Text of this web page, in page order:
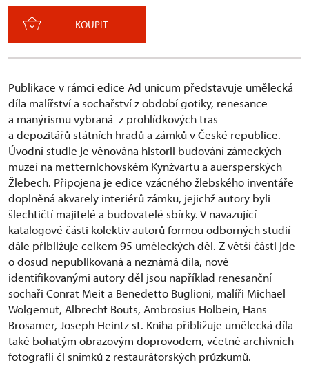
KOUPIT
Publikace v rámci edice Ad unicum představuje umělecká
díla malířství a sochařství z období gotiky, renesance
a manýrismu vybraná z prohlídkových tras
a depozitářů státních hradů a zámků v České republice.
Úvodní studie je věnována historii budování zámeckých
muzeí na metternichovském Kynžvartu a auersperských
Žlebech. Připojena je edice vzácného žlebského inventáře
doplněná akvarely interiérů zámku, jejichž autory byli
šlechtičtí majitelé a budovatelé sbírky. V navazující
katalogové části kolektiv autorů formou odborných studií
dále přibližuje celkem 95 uměleckých děl. Z větší části jde
o dosud nepublikovaná a neznámá díla, nově
identifikovanými autory děl jsou například renesanční
sochaři Conrat Meit a Benedetto Buglioni, malíři Michael
Wolgemut, Albrecht Bouts, Ambrosius Holbein, Hans
Brosamer, Joseph Heintz st. Kniha přibližuje umělecká díla
také bohatým obrazovým doprovodem, včetně archivních
fotografií či snímků z restaurátorských průzkumů.